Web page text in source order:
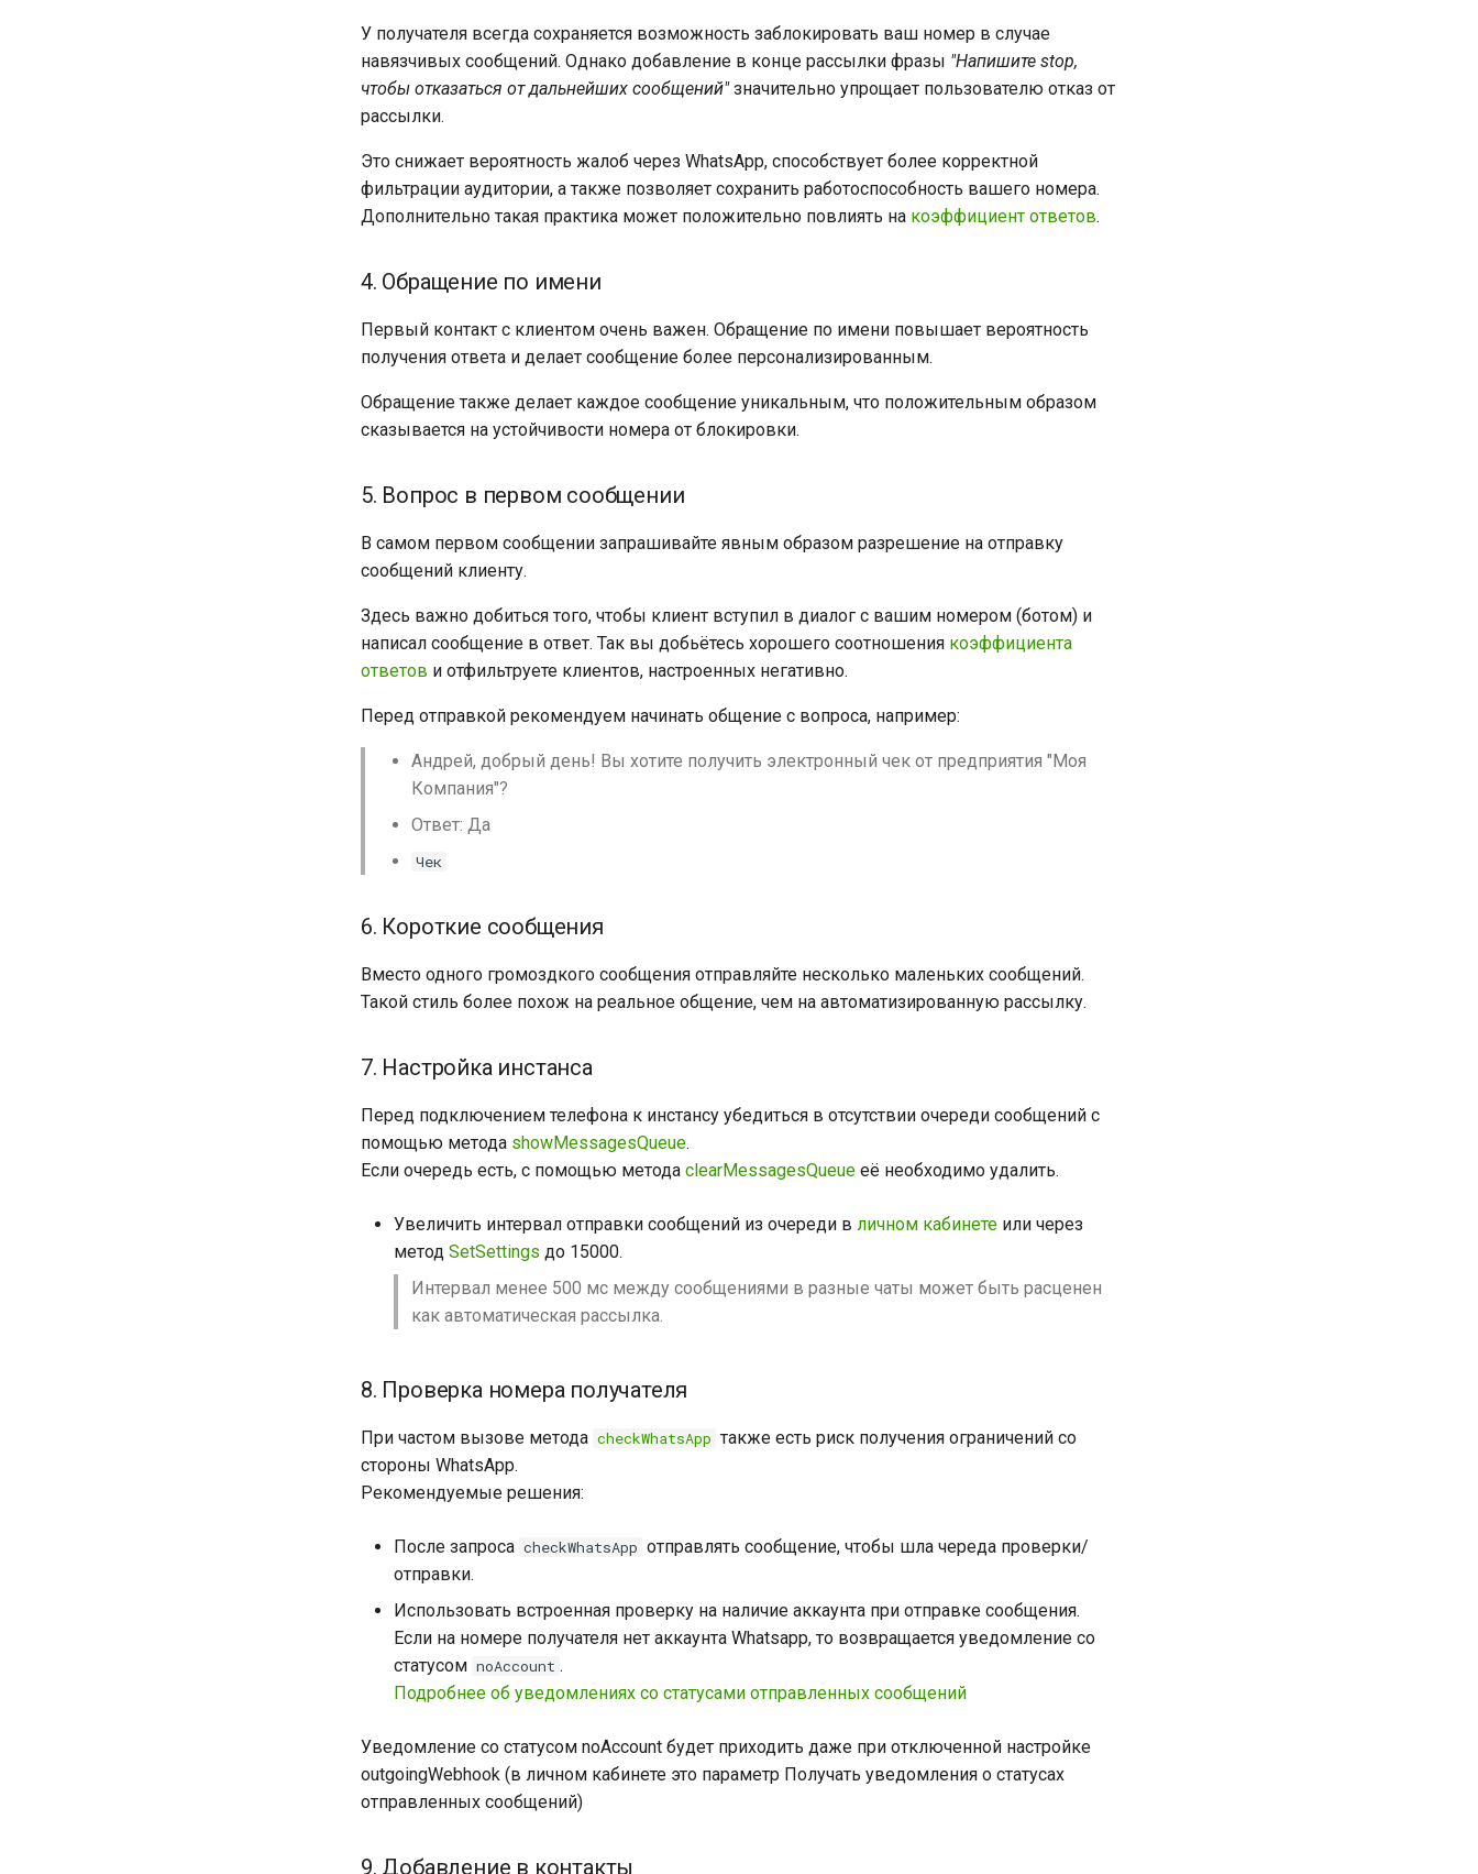
У получателя всегда сохраняется возможность заблокировать ваш номер в случае
навязчивых сообщений. Однако добавление в конце рассылки фразы "Напишите stop,
чтобы отказаться от дальнейших сообщений"значительно упрощает пользователю отказ от
рассылки.
Это снижает вероятность жалоб через WhatsApp, способствует более корректной
фильтрации аудитории, а также позволяет сохранить работоспособность вашего номера.
Дополнительно такая практика может положительно повлиять на коэффициент ответов.
4. Обращение по имени
Первый контакт с клиентом очень важен. Обращение по имени повышает вероятность
получения ответа и делает сообщение более персонализированным.
Обращение также делает каждое сообщение уникальным, что положительным образом
сказывается на устойчивости номера от блокировки.
5. Вопрос в первом сообщении
В самом первом сообщении запрашивайте явным образом разрешение на отправку
сообщений клиенту.
Здесь важно добиться того, чтобы клиент вступил в диалог с вашим номером (ботом) и
написал сообщение в ответ. Так вы добьётесь хорошего соотношения коэффициента
ответов и отфильтруете клиентов, настроенных негативно.
Перед отправкой рекомендуем начинать общение с вопроса, например:
Андрей, добрый день! Вы хотите получить электронный чек от предприятия "Моя
Компания"?
Ответ: Да
Чек
6. Короткие сообщения
Вместо одного громоздкого сообщения отправляйте несколько маленьких сообщений.
Такой стиль более похож на реальное общение, чем на автоматизированную рассылку.
7. Настройка инстанса
Перед подключением телефона к инстансу убедиться в отсутствии очереди сообщений с
помощью метода showMessagesQueue.
Если очередь есть, с помощью метода clearMessagesQueue её необходимо удалить.
Увеличить интервал отправки сообщений из очереди в личном кабинете или через
метод SetSettings до 15000.
Интервал менее 500 мс между сообщениями в разные чаты может быть расценен
как автоматическая рассылка.
8. Проверка номера получателя
При частом вызове метода checkWhatsApp также есть риск получения ограничений со
стороны WhatsApp.
Рекомендуемые решения:
После запроса checkWhatsApp отправлять сообщение, чтобы шла череда проверки/
отправки.
Использовать встроенная проверку на наличие аккаунта при отправке сообщения.
Если на номере получателя нет аккаунта Whatsapp, то возвращается уведомление со
статусом noAccount .
Подробнее об уведомлениях со статусами отправленных сообщений
Уведомление со статусом noAccount будет приходить даже при отключенной настройке
outgoingWebhook (в личном кабинете это параметр Получать уведомления о статусах
отправленных сообщений)
9. Добавление в контакты